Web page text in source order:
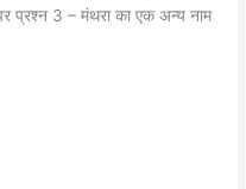
प्रश्न 3 – मंथरा का एक अन्य नाम